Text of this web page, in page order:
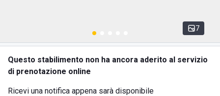
7
Questo stabilimento non ha ancora aderito al servizio
di prenotazione online
Ricevi una notifica appena sarà disponibile